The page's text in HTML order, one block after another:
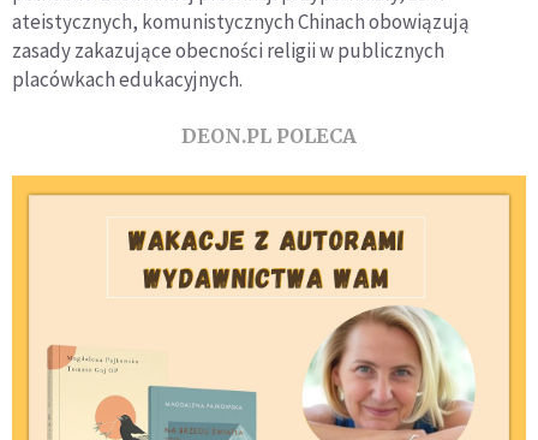
ateistycznych, komunistycznych Chinach obowiązują
zasady zakazujące obecności religii w publicznych
placówkach edukacyjnych.
DEON.PL POLECA